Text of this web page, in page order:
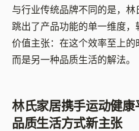
与行业传统品牌不同的是，
跳出了产品功能的单一维度
价值主张：在这个效率至上的
而是另一种品质生活的解法。
林氏家居携手运动健
品质生活方式新主张